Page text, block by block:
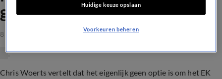
geen optie'
8 mrt 2021, 22:36
Chris Woerts vertelt dat het eigenlijk geen optie is om het EK
Huidige keuze opslaan
Voorkeuren beheren